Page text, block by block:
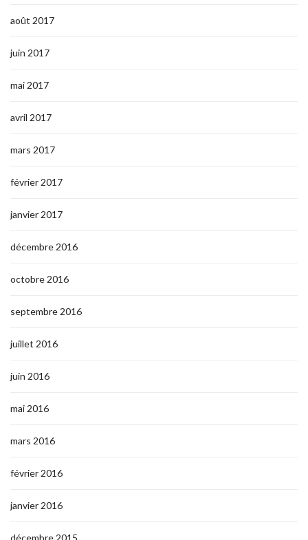
août 2017
juin 2017
mai 2017
avril 2017
mars 2017
février 2017
janvier 2017
décembre 2016
octobre 2016
septembre 2016
juillet 2016
juin 2016
mai 2016
mars 2016
février 2016
janvier 2016